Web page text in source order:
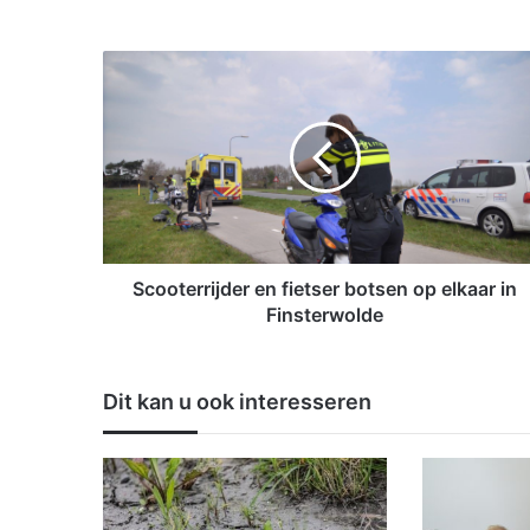
t
e
r
r
i
n
f
i
e
t
Scooterrijder en fietser botsen op elkaar in
Finsterwolde
Dit kan u ook interesseren